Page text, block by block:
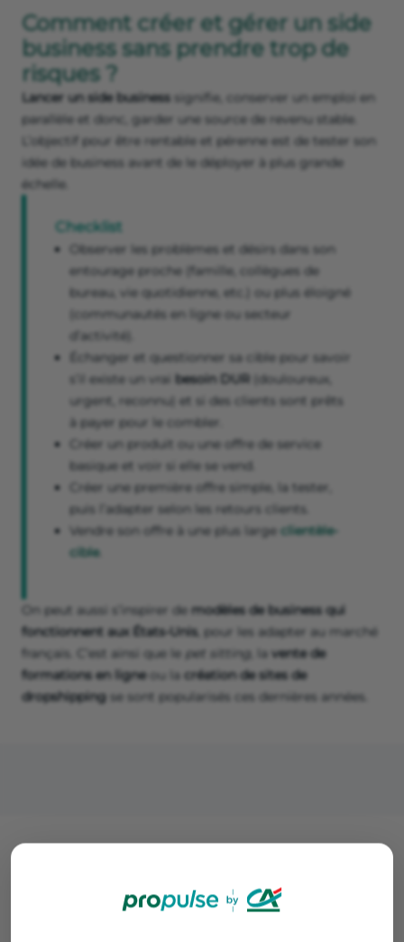
Comment créer et gérer un side
business sans prendre trop de
risques ?
Lancer un side business signifie, conserver un emploi en
parallèle et donc, garder une source de revenu stable.
L’objectif pour être rentable et pérenne est de tester son
idée de business avant de le déployer à plus grande
échelle.
Checklist
Observer les problèmes et désirs dans son
entourage proche (famille, collègues de
bureau, vie quotidienne, etc.) ou plus éloigné
(communautés en ligne ou secteur
d’activité).
Échanger et questionner sa cible pour savoir
s’il existe un vrai besoin DUR
(douloureux,
urgent, reconnu) et si des clients sont prêts
à payer pour le combler.
Créer un produit ou une offre de service
basique et voir si elle se vend.
Créer une première offre simple, la tester,
puis l’adapter selon les retours clients.
Vendre son offre à une plus large clientèle-
cible.
On peut aussi s’inspirer de modèles de business qui
fonctionnent aux États-Unis, pour les adapter au marché
français. C’est ainsi que le pet sitting, la vente de
formations en ligneou la création de sites de
dropshipping se sont popularisés ces dernières années.
plus rentables en 2026 ?
Pour trouver uneidée de side business rentable